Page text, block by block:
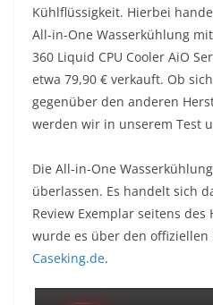
Kühlflüssigkeit. Hierbei
All-in-One Wasserkühlung
360 Liquid CPU Cooler AiO
etwa 79,90 € verkauft. Ob
gegenüber den anderen
werden wir in unserem Test
Die All-in-One
überlassen. Es handelt sich
Review Exemplar seitens
wurde es über den
Caseking.de.